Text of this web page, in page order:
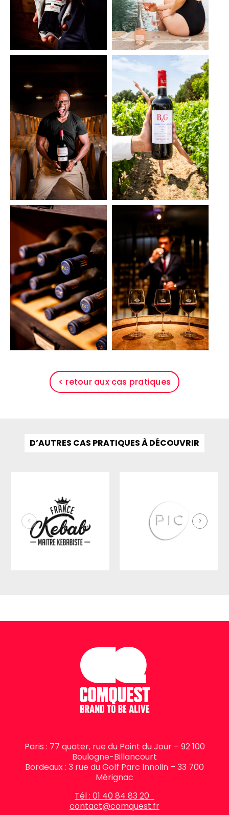
< retour aux cas pratiques
D’AUTRES CAS PRATIQUES À DÉCOUVRIR
Paris : 77 quater, rue du Point du Jour – 92 100
Boulogne-Billancourt
Bordeaux : 3 rue du Golf Parc Innolin – 33 700
Mérignac
Tél : 01 40 84 83 20
contact@comquest.fr